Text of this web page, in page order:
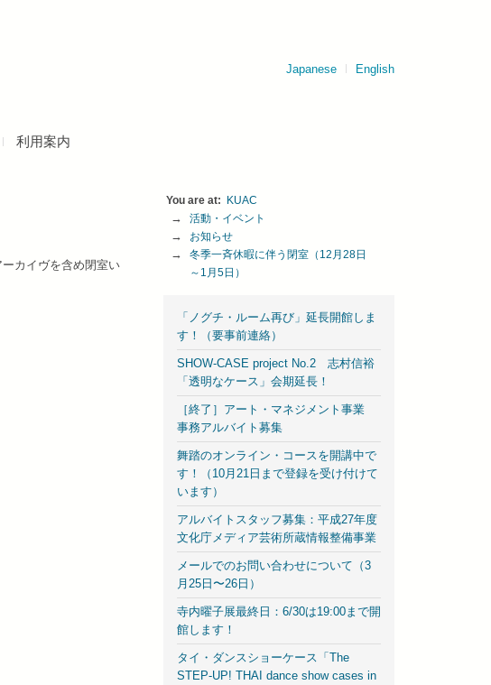
Japanese English
利用案内
カイヴを含め閉室い
KUAC
活動・イベント
お知らせ
冬季一斉休暇に伴う閉室（12月28日
～1月5日）
「ノグチ・ルーム再び」延長開館しま
す！（要事前連絡）
SHOW-CASE project No.2 志村信裕
「透明なケース」会期延長！
［終了］アート・マネジメント事業
事務アルバイト募集
舞踏のオンライン・コースを開講中で
す！（10月21日まで登録を受け付けて
います）
アルバイトスタッフ募集：平成27年度
文化庁メディア芸術所蔵情報整備事業
メールでのお問い合わせについて（3
月25日〜26日）
寺内曜子展最終日：6/30は19:00まで開
館します！
タイ・ダンスショーケース「The
STEP-UP! THAI dance show cases in